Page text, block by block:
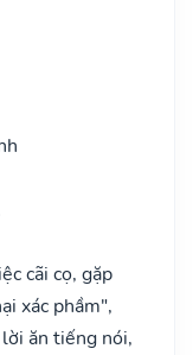
cãi cọ, gặp
xác phầm",
ăn tiếng nói,